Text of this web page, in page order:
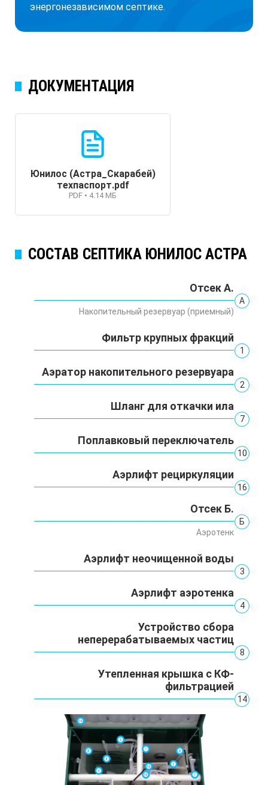
энергонезависимом септике.
ДОКУМЕНТАЦИЯ
Юнилос (Астра_Скарабей)
техпаспорт.pdf
PDF • 4.14 МБ
СОСТАВ СЕПТИКА ЮНИЛОС АСТРА
Отсек А.
А
Накопительный резервуар (приемный)
Фильтр крупных фракций
1
Аэратор накопительного резервуара
2
Шланг для откачки ила
7
Поплавковый переключатель
10
Аэрлифт рециркуляции
16
Отсек Б.
Б
Аэротенк
Аэрлифт неочищенной воды
3
Аэрлифт аэротенка
4
Устройство сбора
неперерабатываемых частиц
8
Утепленная крышка с КФ-
фильтрацией
14